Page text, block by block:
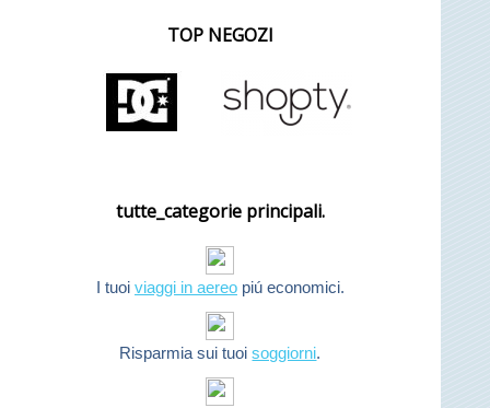
TOP NEGOZI
tutte_categorie principali.
I tuoi viaggi in aereopiú economici.
Risparmia sui tuoisoggiorni.